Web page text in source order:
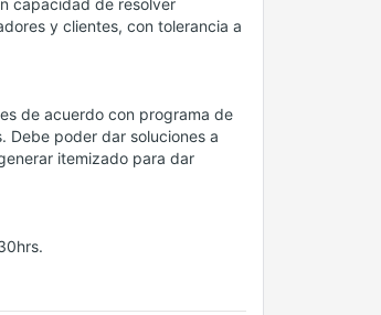
capacidad de resolver
y clientes, con tolerancia a
de acuerdo con programa de
Debe poder dar soluciones a
itemizado para dar